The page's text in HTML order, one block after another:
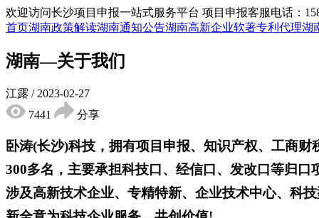
欢迎访问长沙项目申报一站式服务平台 项目申报客服电话：
首页湖南政策解读湖南通知公告湖南高新企业软著专利代理湖
湖南—关于我们
江露 / 2023-02-27
7441
分享
卧涛(长沙)科技，拥有项目申报、知识产权、工商
300多名，主要承担科技口、经信口、发改口等归
涉及高新技术企业、专精特新、企业技术中心、科